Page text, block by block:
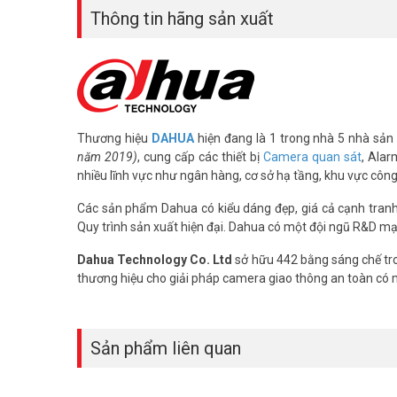
+ 1 cổng mạng RJ45
+ 1 cổng RS232
+ 1 cổng Audio out 3.5mm
+ 3 cổng USB 3.0 , 1 cổng MicroUSB
+ 1 cổng giao tiếp hồng ngoại IrDA
– Thiết kế khung vỏ kim loại và mặt kính cường lực chống
– Nguồn cấp: AC100-240V.
– Kích thước: 1.485 mm × 87 mm × 941 mm
– Trọng lượng: 38kg
– Nhiệt độ hoạt động –10 °C to +45 °C
– Xuất xứ: Trung Quốc.
– Bảo hành: 24 tháng.
Câu Hỏi Thường Gặp (FAQ)
Màn hình tương tác Dahua 65 inch phù
công bố chính thức.
Có cần mua thêm camera hay loa riêng
Thông tin hãng sản xuất
Thương hiệu DAHUAhiện đang là 1 trong nhà 5 nhà
năm 2019), cung cấp các thiết bị Camera quan sát,
nhiều lĩnh vực như ngân hàng, cơ sở hạ tầng, khu vực công
Các sản phẩm Dahua có kiểu dáng đẹp, giá cả cạnh
Quy trình sản xuất hiện đại. Dahua có một đội ngũ R&D
Dahua Technology Co. Ltd sở hữu 442 bằng sáng chế
thương hiệu cho giải pháp camera giao thông an toàn có
Sản phẩm liên quan